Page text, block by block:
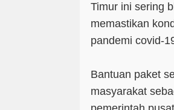
Timur ini sering
memastikan
pandemi covid-
Bantuan paket
masyarakat